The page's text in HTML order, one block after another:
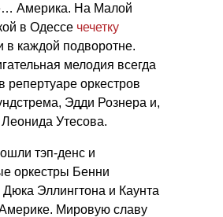
Америка. На Малой
в Одессе чечетку
в каждой подворотне.
мелодия всегда
репертуаре оркестров
Эдди Рознера и,
Леонида Утесова.
тэп-денс и
оркестры Бенни
Дюка Эллингтона и Каунта
Мировую славу